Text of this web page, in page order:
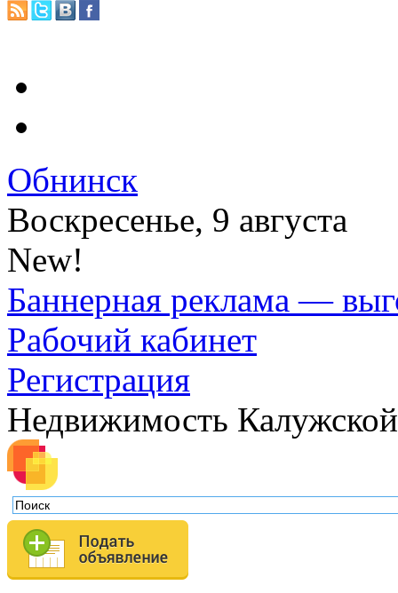
Обнинск
Воскресенье, 9 августа
New!
Баннерная реклама —
Рабочий кабинет
Регистрация
Недвижимость